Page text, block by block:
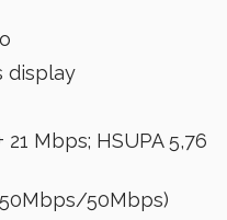
display
21 Mbps; HSUPA 5,76
50Mbps)